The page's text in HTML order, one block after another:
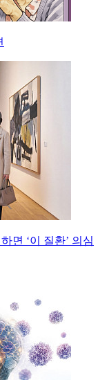
면 ‘이 질환’ 의심